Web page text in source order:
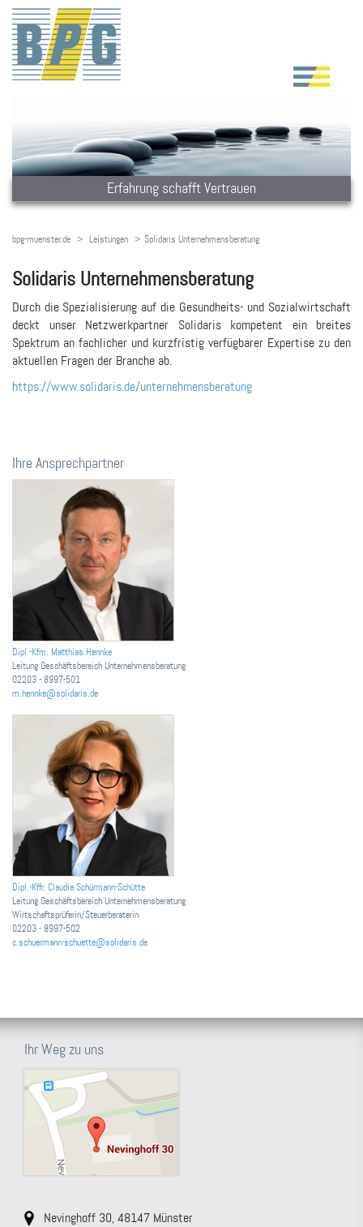
Erfahrung schafft Vertrauen
bpg-muenster.de Leistungen Solidaris Unternehmensberatung
Solidaris Unternehmensberatung
Durch die Spezialisierung auf die Gesundheits- und Sozialwirtschaft
deckt unser Netzwerkpartner Solidaris kompetent ein breites
Spektrum an fachlicher und kurzfristig verfügbarer Expertise zu den
aktuellen Fragen der Branche ab.
https://www.solidaris.de/unternehmensberatung
Ihre Ansprechpartner
Dipl.-Kfm. Matthias Hennke
Leitung Geschäftsbereich Unternehmensberatung
02203 - 8997-501
m.hennke@solidaris.de
Dipl.-Kffr. Claudia Schürmann-Schütte
Leitung Geschäftsbereich Unternehmensberatung
Wirtschaftsprüferin/Steuerberaterin
02203 - 8997-502
c.schuermann-schuette@solidaris.de
Ihr Weg zu uns
Nevinghoff 30, 48147 Münster